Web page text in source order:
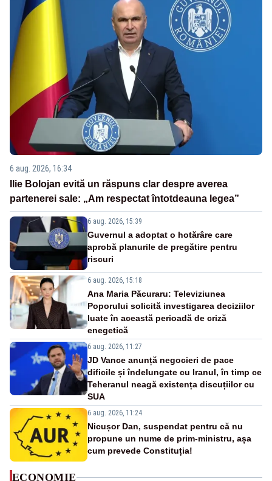
6 aug. 2026, 16:34
Ilie Bolojan evită un răspuns clar despre averea
partenerei sale: „Am respectat întotdeauna legea”
6 aug. 2026, 15:39
Guvernul a adoptat o hotărâre care
aprobă planurile de pregătire pentru
riscuri
6 aug. 2026, 15:18
Ana Maria Păcuraru: Televiziunea
Poporului solicită investigarea deciziilor
luate în această perioadă de criză
enegetică
6 aug. 2026, 11:27
JD Vance anunță negocieri de pace
dificile și îndelungate cu Iranul, în timp ce
Teheranul neagă existența discuțiilor cu
SUA
6 aug. 2026, 11:24
Nicușor Dan, suspendat pentru că nu
propune un nume de prim-ministru, așa
cum prevede Constituția!
ECONOMIE